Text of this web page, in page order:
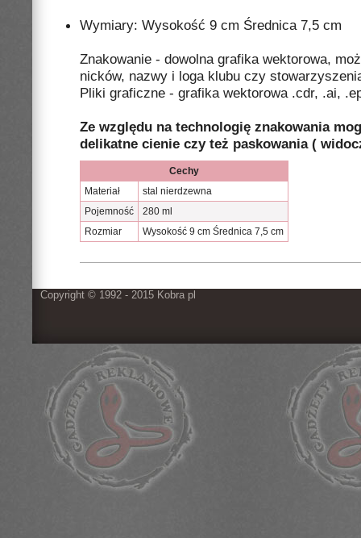
Wymiary: Wysokość 9 cm Średnica 7,5 cm
Znakowanie - dowolna grafika wektorowa,
nicków, nazwy i loga klubu czy
Pliki graficzne - grafika wektorowa .cdr, .ai,
Ze względu na technologię znakowania
delikatne cienie czy też paskowania (
Cechy
Materiał
stal nierdzewna
Pojemność
280 ml
Rozmiar
Wysokość 9 cm Średnica 7,5 cm
Copyright © 1992 - 2015 Kobra pl